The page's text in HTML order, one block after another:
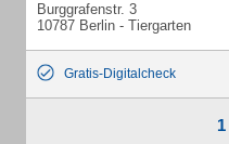
Burggrafenstr. 3
10787 Berlin - Tiergarten
Gratis-Digitalcheck